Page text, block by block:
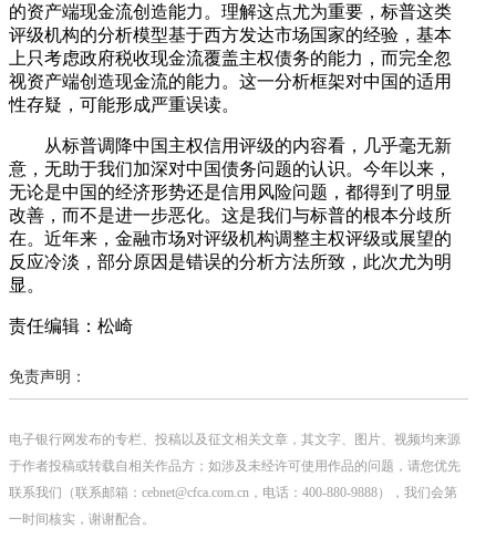
的资产端现金流创造能力。理解这点尤为重要，标普这类
评级机构的分析模型基于西方发达市场国家的经验，基本
上只考虑政府税收现金流覆盖主权债务的能力，而完全忽
视资产端创造现金流的能力。这一分析框架对中国的适用
性存疑，可能形成严重误读。
从标普调降中国主权信用评级的内容看，几乎毫无新
意，无助于我们加深对中国债务问题的认识。今年以来，
无论是中国的经济形势还是信用风险问题，都得到了明显
改善，而不是进一步恶化。这是我们与标普的根本分歧所
在。近年来，金融市场对评级机构调整主权评级或展望的
反应冷淡，部分原因是错误的分析方法所致，此次尤为明
显。
责任编辑：松崎
免责声明：
电子银行网发布的专栏、投稿以及征文相关文章，其文字、图片、视频均来源
于作者投稿或转载自相关作品方；如涉及未经许可使用作品的问题，请您优先
联系我们（联系邮箱：cebnet@cfca.com.cn，电话：400-880-9888），我们会第
一时间核实，谢谢配合。